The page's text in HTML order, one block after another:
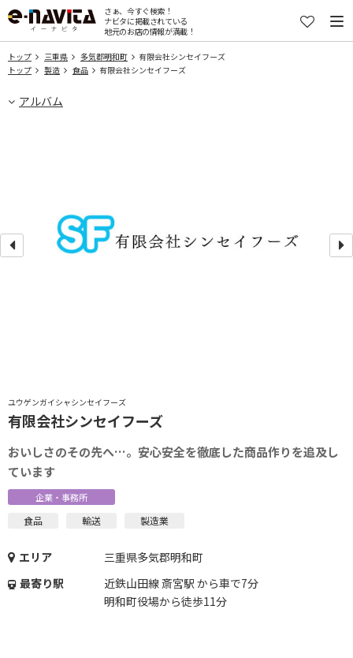
さぁ、今すぐ検索！
ナビタに掲載されている
地元のお店の情報が満載！
トップ 三重県 多気郡明和町
有限会社シンセイフーズ
トップ
製造 食品 有限会社シンセイフーズ
アルバム
ユウゲンガイシャシンセイフーズ
有限会社シンセイフーズ
おいしさのその先へ…。安心安全を徹底した商品作りを追及し
ています
企業・事務所
食品 輸送 製造業
エリア
三重県多気郡明和町
最寄り駅
近鉄山田線 斎宮駅 から車で7分
明和町役場から徒歩11分